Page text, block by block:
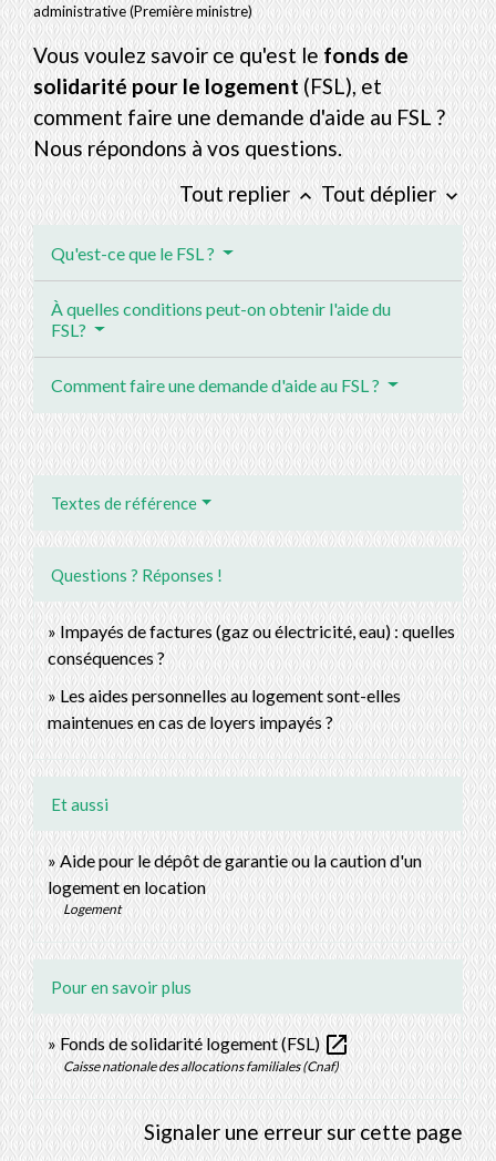
administrative (Première ministre)
Vous voulez savoir ce qu'est lefonds de
solidarité pour le logement(FSL), et
comment faire une demande d'aide au FSL ?
Nous répondons à vos questions.
Tout replier keyboard_arrow_up Tout déplier keyboard_arrow_down
Qu'est-ce que le FSL ?
À quelles conditions peut-on obtenir l'aide du
FSL?
Comment faire une demande d'aide au FSL ?
Textes de référence
Questions ? Réponses !
Impayés de factures (gaz ou électricité, eau) : quelles
conséquences ?
Les aides personnelles au logement sont-elles
maintenues en cas de loyers impayés ?
Et aussi
Aide pour le dépôt de garantie ou la caution d'un
logement en location
Logement
Pour en savoir plus
Fonds de solidarité logement (FSL)open_in_new
Caisse nationale des allocations familiales (Cnaf)
Signaler une erreur sur cette page